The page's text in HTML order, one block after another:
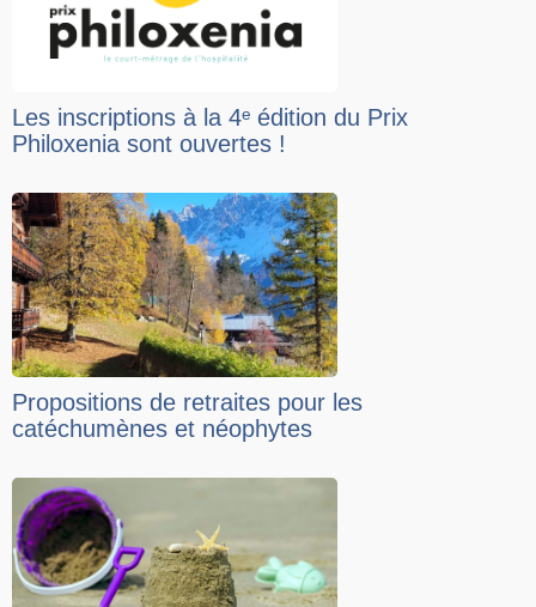
Les inscriptions à la 4ᵉ édition du Prix
Philoxenia sont ouvertes !
Propositions de retraites pour les
catéchumènes et néophytes